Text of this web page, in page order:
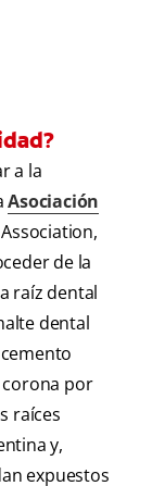
a la
Asociación
de la
raíz dental
dental
corona por
raíces
y,
expuestos